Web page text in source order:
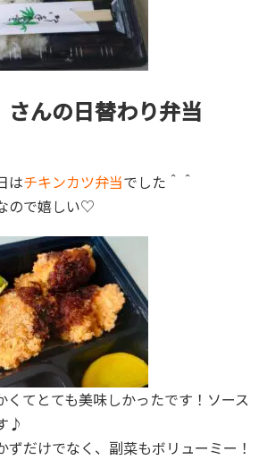
さんの日替わり弁当
はチキンカツ弁当でした＾＾
ので嬉しい♡
くてとても美味しかったです！ソース
♪
ずだけでなく、副菜もボリューミー！